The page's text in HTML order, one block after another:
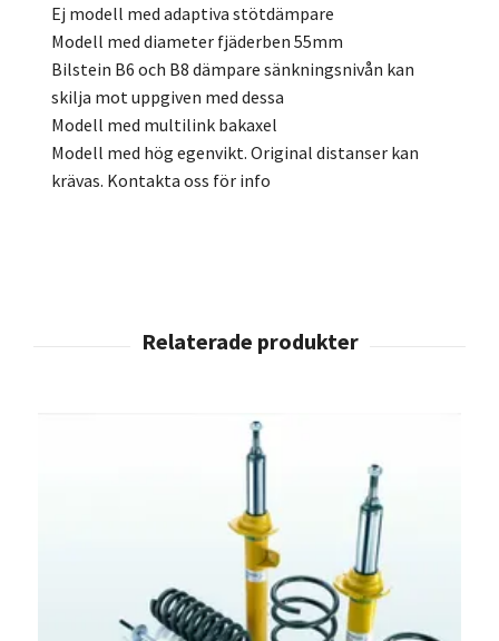
Ej modell med adaptiva stötdämpare
Modell med diameter fjäderben 55mm
Bilstein B6 och B8 dämpare sänkningsnivån kan
skilja mot uppgiven med dessa
Modell med multilink bakaxel
Modell med hög egenvikt. Original distanser kan
krävas. Kontakta oss för info